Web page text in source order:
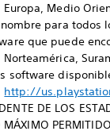
Medio
para todos
que puede
software
http://
DE LOS